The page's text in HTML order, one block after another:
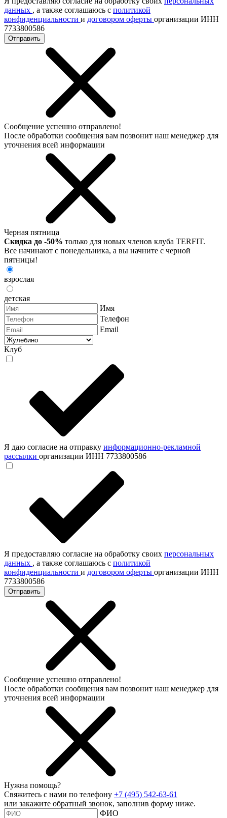
данных , а также соглашаюсь с политикой
конфиденциальности и договором оферты организации ИНН
7733800586
Отправить
Сообщение успешно отправлено!
После обработки сообщения вам позвонит наш менеджер для
уточнения всей информации
Черная пятница
Скидка до -50% только для новых членов клуба TERFIT.
Все начинают с понедельника, а вы начните с черной
пятницы!
взрослая
детская
Имя
Телефон
Email
Клуб
Я даю согласие на отправку информационно-рекламной
рассылки организации ИНН 7733800586
Я предоставляю согласие на обработку своих персональных
данных , а также соглашаюсь с политикой
конфиденциальности и договором оферты организации ИНН
7733800586
Отправить
Сообщение успешно отправлено!
После обработки сообщения вам позвонит наш менеджер для
уточнения всей информации
Нужна помощь?
Свяжитесь с нами по телефону +7 (495) 542-63-61
или закажите обратный звонок, заполнив форму ниже.
ФИО